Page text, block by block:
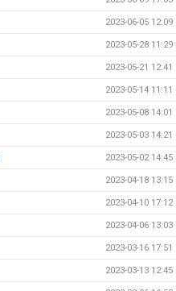
2023-06-05 12:09
2023-05-28 11:29
2023-05-21 12:41
2023-05-14 11:11
2023-05-08 14:01
2023-05-03 14:21
2023-05-02 14:45
2023-04-18 13:15
2023-04-10 17:12
2023-04-06 13:03
2023-03-16 17:51
2023-03-13 12:45